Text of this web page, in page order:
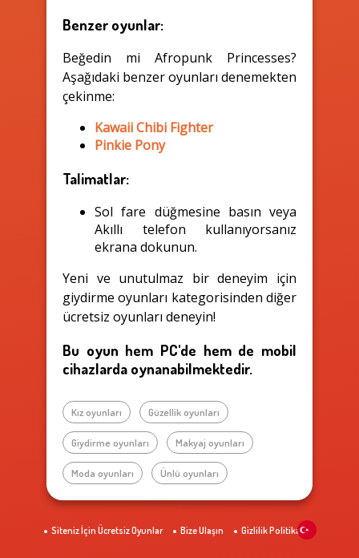
Benzer oyunlar:
Beğedin mi Afropunk Princesses?
Aşağıdaki benzer oyunları denemekten
çekinme:
Kawaii Chibi Fighter
Pinkie Pony
Talimatlar:
Sol fare düğmesine basın veya
Akıllı telefon kullanıyorsanız
ekrana dokunun.
Yeni ve unutulmaz bir deneyim için
giydirme oyunları kategorisinden diğer
ücretsiz oyunları deneyin!
Bu oyun hem PC'de hem de mobil
cihazlarda oynanabilmektedir.
Kız oyunları Güzellik oyunları
Giydirme oyunları Makyaj oyunları
Moda oyunları Ünlü oyunları
Siteniz İçin Ücretsiz Oyunlar Bize Ulaşın Gizlilik Politikası